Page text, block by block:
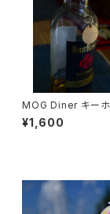
MOG Diner キーホ
¥1,600